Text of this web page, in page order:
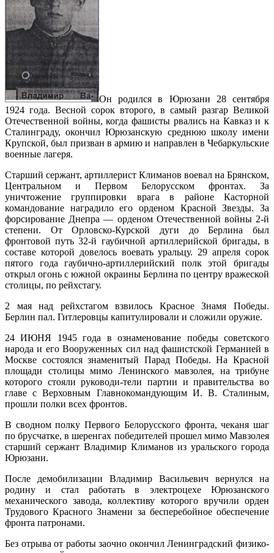
Он родился в Юрюзани 28 сентября
1924 года. Весной сорок второго, в самый разгар Великой
Отечественной войны, когда фашисты рвались на Кавказ и к
Сталинграду, окончил Юрюзанскую среднюю школу имени
Крупской, был призван в армию и направлен в Чебаркульские
военные лагеря.
Старший сержант, артиллерист Климанов воевал на Брянском,
Центральном и Первом Белорусском фронтах. За
уничтожение группировки врага в районе Касторной
командование наградило его орденом Красной Звезды. За
форсирование Днепра — орденом Отечественной войны 2-й
степени. От Орловско-Курской дуги до Берлина был
фронтовой путь 32-й гаубичной артиллерийской бригады, в
составе которой довелось воевать уральцу. 29 апреля сорок
пятого года гаубично-артиллерийский полк этой бригады
открыл огонь с южной окраины Берлина по центру вражеской
столицы, по рейхстагу.
2 мая над рейхстагом взвилось Красное Знамя Победы.
Берлин пал. Гитлеровцы капитулировали и сложили оружие.
24 ИЮНЯ 1945 года в ознаменование победы советского
народа и его Вооруженных сил над фашистской Германией в
Москве состоялся знаменитый Парад Победы. На Красной
площади столицы мимо Ленинского мавзолея, на трибуне
которого стояли руководи-тели партии и правительства во
главе с Верховным Главнокомандующим И. В. Сталиным,
прошли полки всех фронтов.
В сводном полку Первого Белорусского фронта, чеканя шаг
по брусчатке, в шеренгах победителей прошел мимо Мавзолея
старший сержант Владимир Климанов из уральского города
Юрюзани.
После демобилизации Владимир Васильевич вернулся на
родину и стал работать в электроцехе Юрюзанского
механического завода, коллективу которого вручили орден
Трудового Красного Знамени за бесперебойное обеспечение
фронта патронами.
Без отрыва от работы заочно окончил Ленинградский физико-